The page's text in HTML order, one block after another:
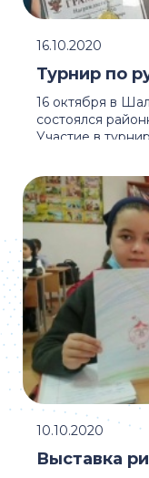
16 октября в
состоялся
Участие в
Турнир по
16.10.2020
Выставка
10.10.2020